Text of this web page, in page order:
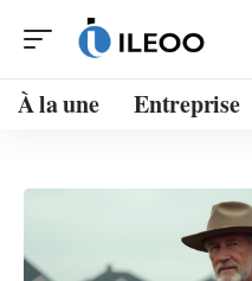
À la une Entreprise